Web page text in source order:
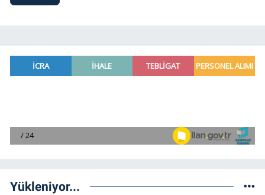
Yükleniyor...